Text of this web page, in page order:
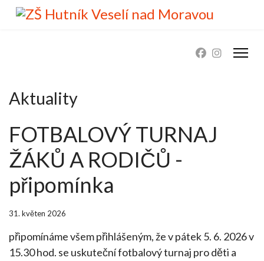
Aktuality
FOTBALOVÝ TURNAJ
ŽÁKŮ A RODIČŮ -
připomínka
31. květen 2026
připomínáme všem přihlášeným, že v pátek 5. 6. 2026 v
15.30 hod. se uskuteční fotbalový turnaj pro děti a